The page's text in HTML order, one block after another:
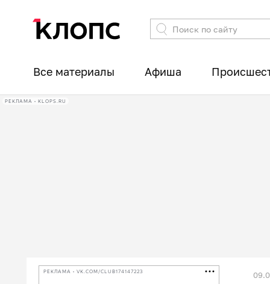
Все материалы Афиша
РЕКЛАМА • KLOPS.RU
РЕКЛАМА • VK.COM/CLUB174147223